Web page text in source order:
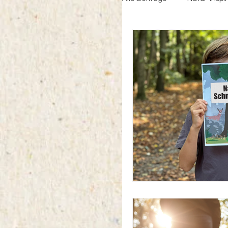
Weihnachten mit
Schnitzeljagd